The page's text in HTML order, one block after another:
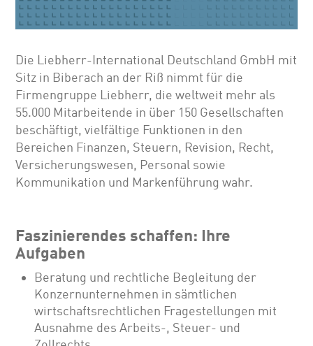
Die Liebherr-International Deutschland GmbH mit
Sitz in Biberach an der Riß nimmt für die
Firmengruppe Liebherr, die weltweit mehr als
55.000 Mitarbeitende in über 150 Gesellschaften
beschäftigt, vielfältige Funktionen in den
Bereichen Finanzen, Steuern, Revision, Recht,
Versicherungswesen, Personal sowie
Kommunikation und Markenführung wahr.
Faszinierendes schaffen: Ihre
Aufgaben
Beratung und rechtliche Begleitung der
Konzernunternehmen in sämtlichen
wirtschaftsrechtlichen Fragestellungen mit
Ausnahme des Arbeits-, Steuer- und